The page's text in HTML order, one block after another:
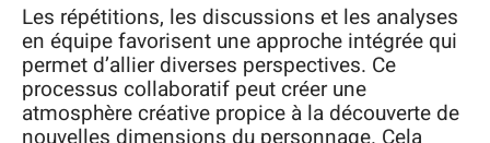
Les répétitions, les discussions et les analyses
en équipe favorisent une approche intégrée qui
permet d’allier diverses perspectives. Ce
processus collaboratif peut créer une
atmosphère créative propice à la découverte de